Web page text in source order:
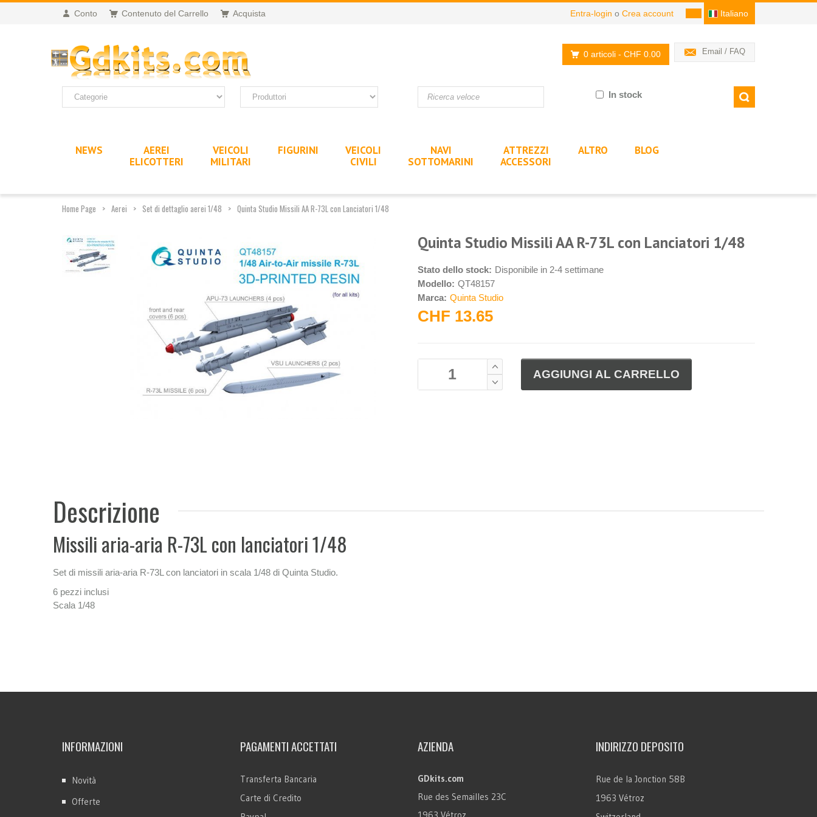
Conto Contenuto del Carrello Acquista Italiano
Entra-login o Crea account
Email / FAQ
0 articoli - CHF 0.00
In stock
NEWS
AEREI
ELICOTTERI
VEICOLI
MILITARI
FIGURINI
VEICOLI
CIVILI
NAVI
SOTTOMARINI
ATTREZZI
ACCESSORI
ALTRO BLOG
Home Page Aerei Set di dettaglio aerei 1/48 Quinta Studio Missili AA R-73L con Lanciatori 1/48
Quinta Studio Missili AA R-73L con Lanciatori 1/48
Stato dello stock: Disponibile in 2-4 settimane
Modello: QT48157
Marca: Quinta Studio
CHF 13.65
Descrizione
Missili aria-aria R-73L con lanciatori 1/48
Set di missili aria-aria R-73L con lanciatori in scala 1/48 di Quinta Studio.
6 pezzi inclusi
Scala 1/48
INFORMAZIONI
Novità
Offerte
PAGAMENTI ACCETTATI
Transferta Bancaria
Carte di Credito
AZIENDA
GDkits.com
Rue des Semailles 23C
INDIRIZZO DEPOSITO
Rue de la Jonction 58B
1963 Vétroz